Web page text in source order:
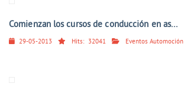
Comienzan los cursos de conducción en as...
29-05-2013 Hits: 32041 Eventos Automoción